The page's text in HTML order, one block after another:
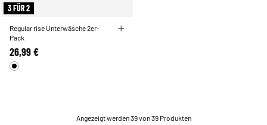
3 FÜR 2
Regular rise Unterwäsche 2er-
Pack
26,99 €
Angezeigt werden 39 von 39 Produkten